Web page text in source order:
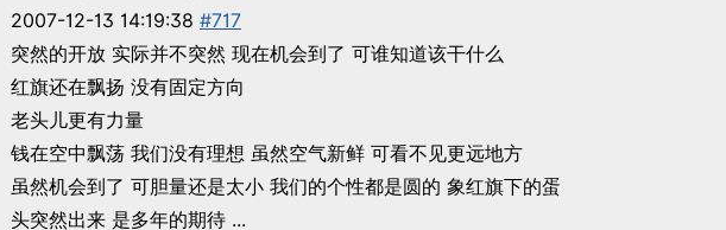
2007-12-13 14:19:38 #717
突然的开放 实际并不突然 现在机会到了 可谁知道该干什么
红旗还在飘扬 没有固定方向
老头儿更有力量
钱在空中飘荡 我们没有理想 虽然空气新鲜 可看不见更远地方
虽然机会到了 可胆量还是太小 我们的个性都是圆的 象红旗下的蛋
头突然出来 是多年的期待 ...